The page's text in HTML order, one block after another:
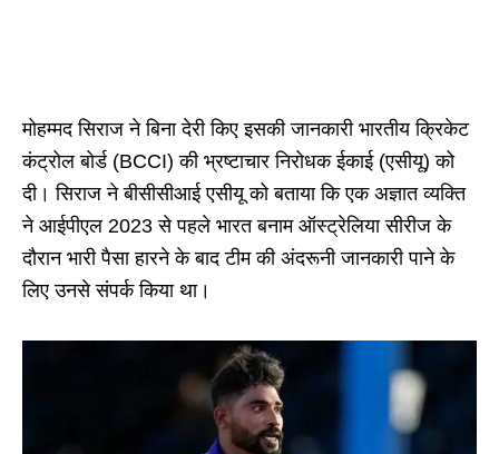
मोहम्मद सिराज ने बिना देरी किए इसकी जानकारी भारतीय क्रिकेट
कंट्रोल बोर्ड (BCCI) की भ्रष्टाचार निरोधक ईकाई (एसीयू) को
दी। सिराज ने बीसीसीआई एसीयू को बताया कि एक अज्ञात व्यक्ति
ने आईपीएल 2023 से पहले भारत बनाम ऑस्ट्रेलिया सीरीज के
दौरान भारी पैसा हारने के बाद टीम की अंदरूनी जानकारी पाने के
लिए उनसे संपर्क किया था।